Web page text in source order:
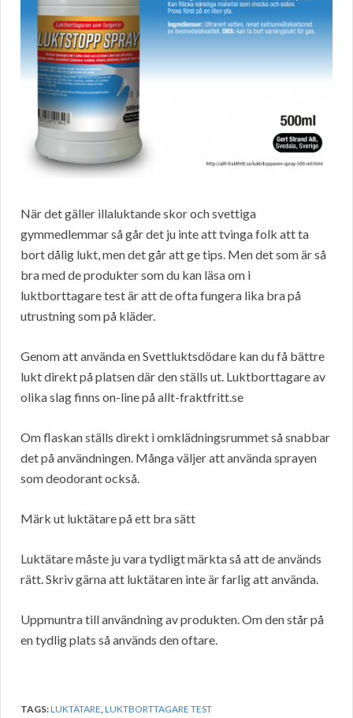
När det gäller illaluktande skor och svettiga
gymmedlemmar så går det ju inte att tvinga folk att ta
bort dålig lukt, men det går att ge tips. Men det som är så
bra med de produkter som du kan läsa om i
luktborttagare test är att de ofta fungera lika bra på
utrustning som på kläder.
Genom att använda en Svettluktsdödare kan du få bättre
lukt direkt på platsen där den ställs ut. Luktborttagare av
olika slag finns on-line på allt-fraktfritt.se
Om flaskan ställs direkt i omklädningsrummet så snabbar
det på användningen. Många väljer att använda sprayen
som deodorant också.
Märk ut luktätare på ett bra sätt
Luktätare måste ju vara tydligt märkta så att de används
rätt. Skriv gärna att luktätaren inte är farlig att använda.
Uppmuntra till användning av produkten. Om den står på
en tydlig plats så används den oftare.
TAGS:LUKTÄTARE LUKTBORTTAGARE TEST